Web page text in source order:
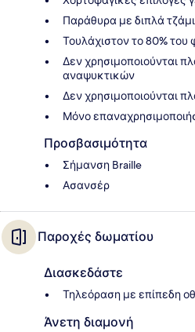
Παράθυρα με διπλά
Τουλάχιστον το 80% του
Δεν χρησιμοποιούνται
αναψυκτικών
Δεν χρησιμοποιούνται
Μόνο
Προσβασιμότητα
Σήμανση Braille
Ασανσέρ
Παροχές δωματίου
Διασκεδάστε
Τηλεόραση με επίπεδη
Άνετη διαμονή